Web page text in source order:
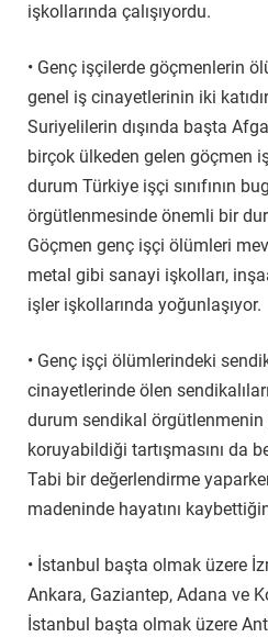
işkollarında çalışıyordu.
• Genç işçilerde göçmenlerin
genel iş cinayetlerinin iki
Suriyelilerin dışında başta
birçok ülkeden gelen göçmen
durum Türkiye işçi sınıfının
örgütlenmesinde önemli bir
Göçmen genç işçi ölümleri
metal gibi sanayi işkolları,
işler işkollarında yoğunlaşıyor.
• Genç işçi ölümlerindeki
cinayetlerinde ölen
durum sendikal
koruyabildiği tartışmasını da
Tabi bir değerlendirme
madeninde hayatını
• İstanbul başta olmak üzere
Ankara, Gaziantep, Adana ve
İstanbul başta olmak üzere